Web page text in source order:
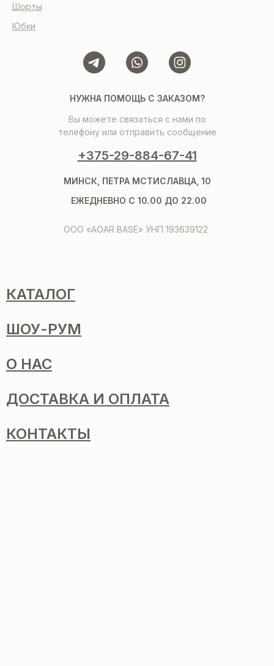
НУЖНА ПОМОЩЬ С ЗАКАЗОМ?
Вы можете связаться с нами по
телефону или отправить сообщение
+375-29-884-67-41
ООО «AOAR BASE» УНП 193639122
МИНСК, ПЕТРА МСТИСЛАВЦА, 10
ЕЖЕДНЕВНО С 10.00 ДО 22.00
Шорты
Юбки
КАТАЛОГ
ШОУ-РУМ
О НАС
ДОСТАВКА И ОПЛАТА
КОНТАКТЫ